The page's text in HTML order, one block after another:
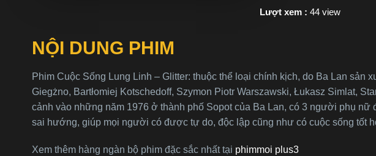
Lượt xem : 44 view
NỘI DUNG PHIM
Phim Cuộc Sống Lung Linh – Glitter: thuộc thể loại chính kịch, do Ba Lan sản
Giegżno, Bartłomiej Kotschedoff, Szymon Piotr Warszawski, Łukasz Simlat,
cảnh vào những năm 1976 ở thành phố Sopot của Ba Lan, có 3 người phụ
sai hướng, giúp mọi người có được tự do, độc lập cũng như có cuộc sống tốt
Xem thêm hàng ngàn bộ phim đặc sắc nhất tại phimmoi plus3